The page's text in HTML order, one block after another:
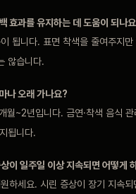
효과를 유지하는 데 도움이 되나
됩니다. 표면 착색을 줄여주지
않습니다.
나 오래 가나요?
월~2년입니다. 금연·착색 음식 관
됩니다.
이 일주일 이상 지속되면 어떻게
하세요. 시린 증상이 장기 지속되